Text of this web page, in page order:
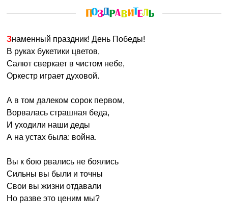
Знаменный праздник! День Победы!
В руках букетики цветов,
Салют сверкает в чистом небе,
Оркестр играет духовой.
А в том далеком сорок первом,
Ворвалась страшная беда,
И уходили наши деды
А на устах была: война.
Вы к бою рвались не боялись
Сильны вы были и точны
Свои вы жизни отдавали
Но разве это ценим мы?